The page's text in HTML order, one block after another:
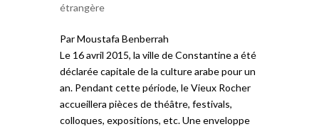
étrangère
Par Moustafa Benberrah
Le 16 avril 2015, la ville de Constantine a été
déclarée capitale de la culture arabe pour un
an. Pendant cette période, le Vieux Rocher
accueillera pièces de théâtre, festivals,
colloques, expositions, etc. Une enveloppe